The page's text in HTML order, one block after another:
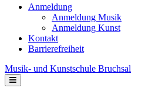
Anmeldung
Anmeldung Musik
Anmeldung Kunst
Kontakt
Barrierefreiheit
Musik- und Kunstschule Bruchsal
Navigation